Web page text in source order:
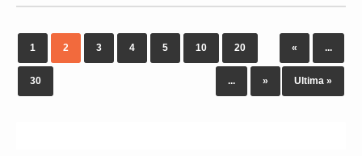
«
1 2 3 4 5 ...
10 20
30 ... » Ultima »